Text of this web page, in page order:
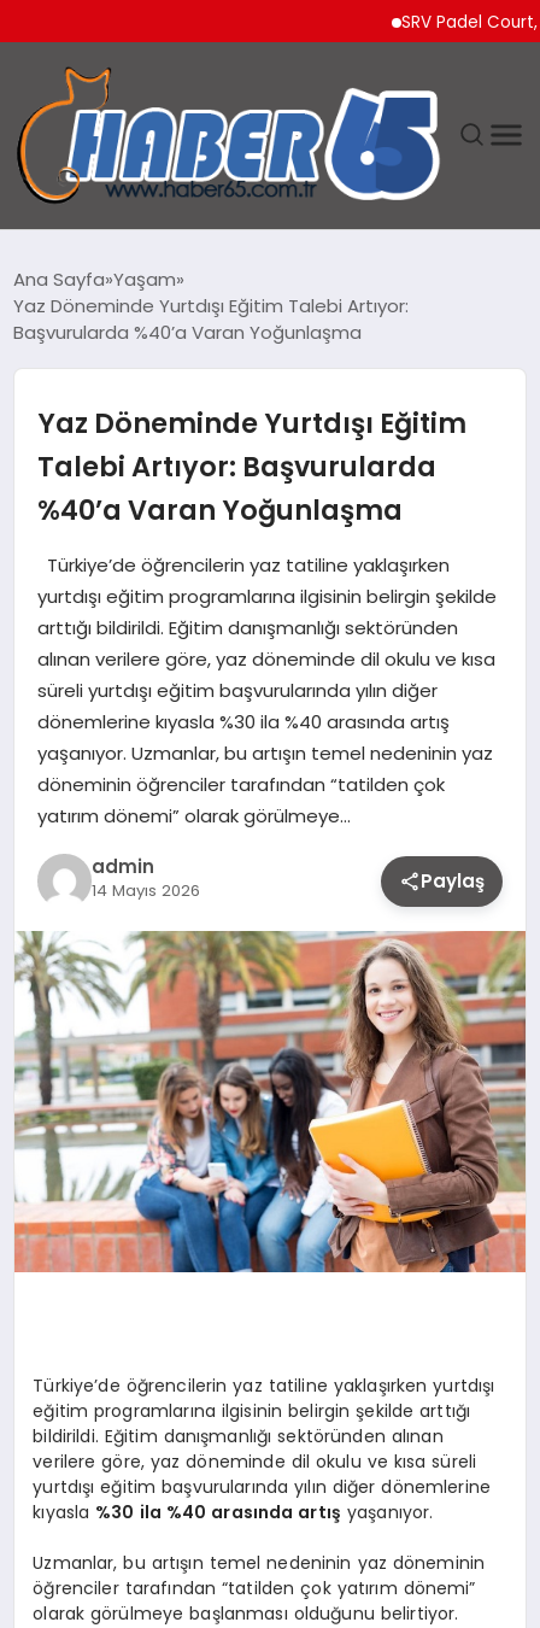
SRV Padel Court, 24
YAŞAM
Ana Sayfa Yaşam
Yaz Döneminde Yurtdışı Eğitim Talebi Artıyor:
Başvurularda %40’a Varan Yoğunlaşma
Yaz Döneminde Yurtdışı Eğitim
Talebi Artıyor: Başvurularda
%40’a Varan Yoğunlaşma
Türkiye’de öğrencilerin yaz tatiline yaklaşırken
yurtdışı eğitim programlarına ilgisinin belirgin şekilde
arttığı bildirildi. Eğitim danışmanlığı sektöründen
alınan verilere göre, yaz döneminde dil okulu ve kısa
süreli yurtdışı eğitim başvurularında yılın diğer
dönemlerine kıyasla %30 ila %40 arasında artış
yaşanıyor. Uzmanlar, bu artışın temel nedeninin yaz
döneminin öğrenciler tarafından “tatilden çok
yatırım dönemi” olarak görülmeye…
admin
14 Mayıs 2026 Paylaş
Türkiye’de öğrencilerin yaz tatiline yaklaşırken yurtdışı
eğitim programlarına ilgisinin belirgin şekilde arttığı
bildirildi. Eğitim danışmanlığı sektöründen alınan
verilere göre, yaz döneminde dil okulu ve kısa süreli
yurtdışı eğitim başvurularında yılın diğer dönemlerine
kıyasla %30 ila %40 arasında artış yaşanıyor.
Uzmanlar, bu artışın temel nedeninin yaz döneminin
öğrenciler tarafından “tatilden çok yatırım dönemi”
olarak görülmeye başlanması olduğunu belirtiyor.